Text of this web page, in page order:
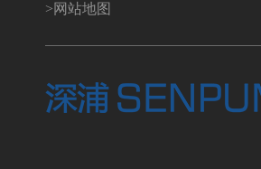
>网站地图